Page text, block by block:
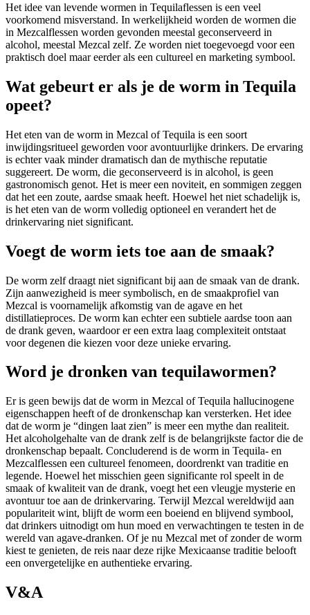
Het idee van levende wormen in Tequilaflessen is een veel
voorkomend misverstand. In werkelijkheid worden de wormen die
in Mezcalflessen worden gevonden meestal geconserveerd in
alcohol, meestal Mezcal zelf. Ze worden niet toegevoegd voor een
praktisch doel maar eerder als een cultureel en marketing symbool.
Wat gebeurt er als je de worm in Tequila
opeet?
Het eten van de worm in Mezcal of Tequila is een soort
inwijdingsritueel geworden voor avontuurlijke drinkers. De ervaring
is echter vaak minder dramatisch dan de mythische reputatie
suggereert. De worm, die geconserveerd is in alcohol, is geen
gastronomisch genot. Het is meer een noviteit, en sommigen zeggen
dat het een zoute, aardse smaak heeft. Hoewel het niet schadelijk is,
is het eten van de worm volledig optioneel en verandert het de
drinkervaring niet significant.
Voegt de worm iets toe aan de smaak?
De worm zelf draagt niet significant bij aan de smaak van de drank.
Zijn aanwezigheid is meer symbolisch, en de smaakprofiel van
Mezcal is voornamelijk afkomstig van de agave en het
distillatieproces. De worm kan echter een subtiele aardse toon aan
de drank geven, waardoor er een extra laag complexiteit ontstaat
voor degenen die kiezen voor deze unieke ervaring.
Word je dronken van tequilawormen?
Er is geen bewijs dat de worm in Mezcal of Tequila hallucinogene
eigenschappen heeft of de dronkenschap kan versterken. Het idee
dat de worm je “dingen laat zien” is meer een mythe dan realiteit.
Het alcoholgehalte van de drank zelf is de belangrijkste factor die de
dronkenschap bepaalt. Concluderend is de worm in Tequila- en
Mezcalflessen een cultureel fenomeen, doordrenkt van traditie en
legende. Hoewel het misschien geen significante rol speelt in de
smaak of kwaliteit van de drank, voegt het een vleugje mysterie en
avontuur toe aan de drinkervaring. Terwijl Mezcal wereldwijd aan
populariteit wint, blijft de worm een boeiend en blijvend symbool,
dat drinkers uitnodigt om hun moed en verwachtingen te testen in de
wereld van agave-dranken. Of je nu Mezcal met of zonder de worm
kiest te genieten, de reis naar deze rijke Mexicaanse traditie belooft
een onvergetelijke en authentieke ervaring.
V&A